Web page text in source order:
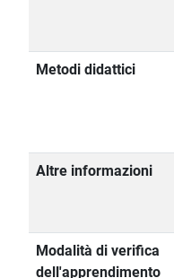
Metodi didattici
Altre informazioni
Modalità di verifica
dell'apprendimento